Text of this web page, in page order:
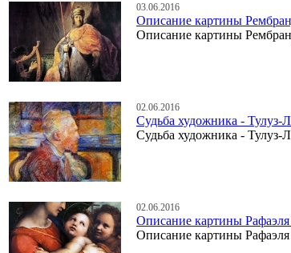
03.06.2016
Описание картины
Описание картины
02.06.2016
Судьба художника - Тулуз-
Судьба художника - Тулуз-
02.06.2016
Описание картины
Описание картины